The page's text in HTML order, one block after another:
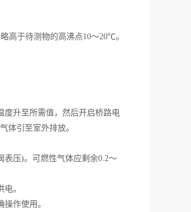
高于待测物的高沸点10～20℃。
升至所需值，然后开启桥路电
体引至室外排放。
压)。可燃性气体应剩余0.2～
。
作使用。